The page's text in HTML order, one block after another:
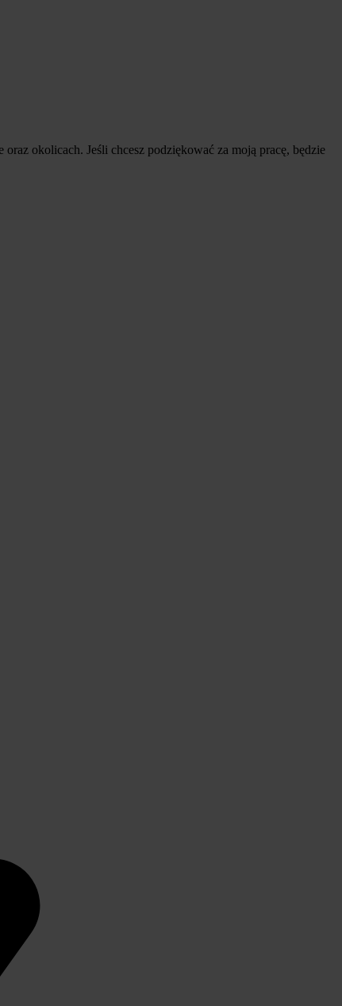
okolicach. Jeśli chcesz podziękować za moją pracę, będzie